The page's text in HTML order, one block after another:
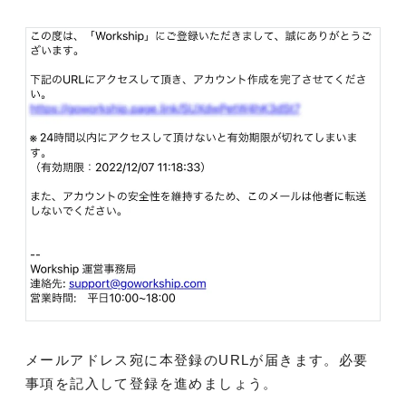
メールアドレス宛に本登録のURLが届きます。必要
事項を記入して登録を進めましょう。